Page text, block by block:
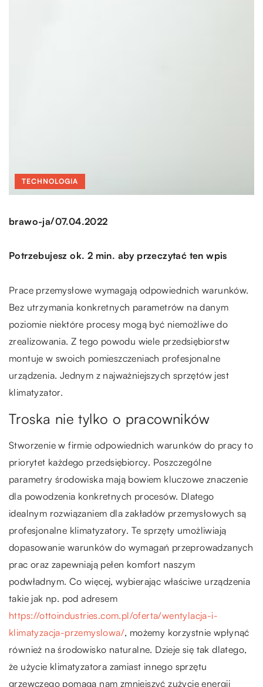
TECHNOLOGIA
brawo-ja/07.04.2022
Potrzebujesz ok. 2 min. aby przeczytać ten wpis
Prace przemysłowe wymagają odpowiednich warunków.
Bez utrzymania konkretnych parametrów na danym
poziomie niektóre procesy mogą być niemożliwe do
zrealizowania. Z tego powodu wiele przedsiębiorstw
montuje w swoich pomieszczeniach profesjonalne
urządzenia. Jednym z najważniejszych sprzętów jest
klimatyzator.
Troska nie tylko o pracowników
Stworzenie w firmie odpowiednich warunków do pracy to
priorytet każdego przedsiębiorcy. Poszczególne
parametry środowiska mają bowiem kluczowe znaczenie
dla powodzenia konkretnych procesów. Dlatego
idealnym rozwiązaniem dla zakładów przemysłowych są
profesjonalne klimatyzatory. Te sprzęty umożliwiają
dopasowanie warunków do wymagań przeprowadzanych
prac oraz zapewniają pełen komfort naszym
podwładnym. Co więcej, wybierając właściwe urządzenia
takie jak np. pod adresem
https://ottoindustries.com.pl/oferta/wentylacja-i-
klimatyzacja-przemyslowa/, możemy korzystnie wpłynąć
również na środowisko naturalne. Dzieje się tak dlatego,
że użycie klimatyzatora zamiast innego sprzętu
grzewczego pomaga nam zmniejszyć zużycie energii